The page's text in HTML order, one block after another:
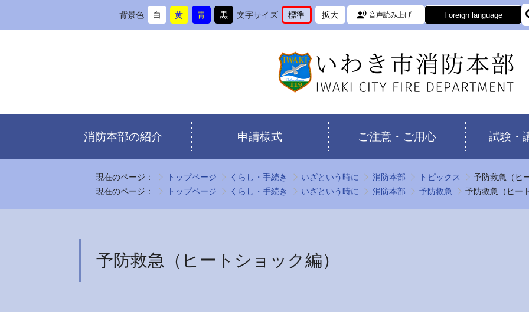
背景色
背
白
に
背
黄
に
背
青
に
背
黒
に
文字サイズ
文
イ
ズ
を
標準
に
文
イ
ズ
を
拡大
に
音声読み上げ Foreign language
消防本部の紹介 申請様式 ご注意・ご用心 試験・
現在のページ： トップページ くらし・手続き いざという時に 消防本部 トピックス
予防救急（ヒ
現在のページ：
トップページ くらし・手続き いざという時に 消防本部 予防救急 予防救急（ヒー
予防救急（ヒートショック編）